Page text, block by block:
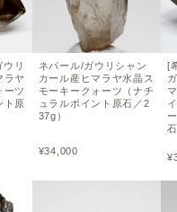
リ
ラヤ
ーツ
ト原
ネパール/ガウリシャン
カール産ヒマラヤ水晶ス
モーキークォーツ（ナチ
ュラルポイント原石／2
37g）
¥34,000
[
¥